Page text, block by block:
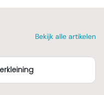
Bekijk alle artikelen